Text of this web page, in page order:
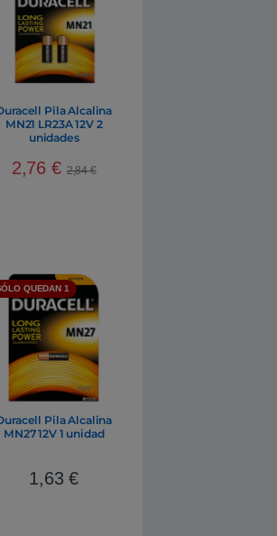
Pila Alcalina
MN21 LR23A 12V 2
unidades
2,76 € 2,84€
QUEDAN 1
Pila Alcalina
MN27 12V 1 unidad
1,63€